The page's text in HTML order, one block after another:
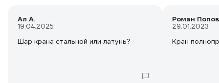
Ал А.
19.04.2025
Шар крана стальной или латунь?
Роман Попов
29.01.2023
Кран